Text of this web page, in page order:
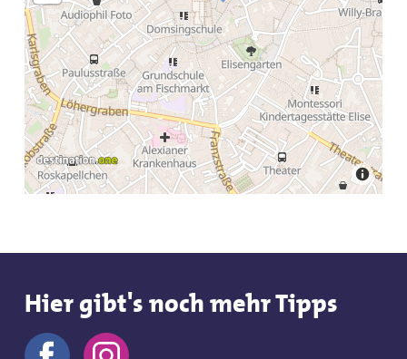
Hier gibt's noch mehr Tipps